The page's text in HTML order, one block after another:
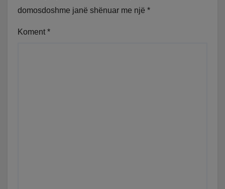
domosdoshme janë shënuar me një *
Koment *